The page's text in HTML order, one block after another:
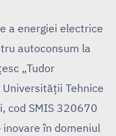
a energiei electrice
autoconsum la
„Tudor
Tehnice
cod SMIS 320670
în domeniul